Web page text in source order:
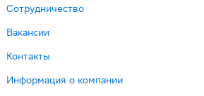
Сотрудничество
Вакансии
Контакты
Информация о компании